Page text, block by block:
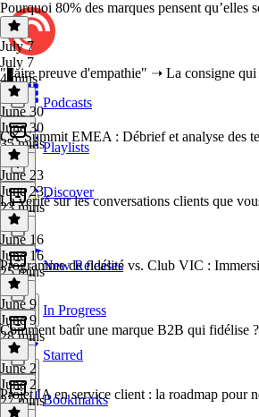
Podcasts
Playlists
Discover
New Releases
In Progress
Starred
Bookmarks
Pourquoi 80% des marques pensent
July 7
July 7
4 mins
"Faire preuve d'empathie" ➝ La consigne
June 30
June 30
35 mins
CX Summit EMEA : Débrief et analyse des
June 23
June 23
23 mins
La vérité sur les conversations clients que
June 16
June 16
25 mins
Programme de fidélité vs. Club VIC :
June 9
June 9
28 mins
Comment batîr une marque B2B qui fidélise
June 2
June 2
27 mins
Projet IA en service client : la roadmap pour